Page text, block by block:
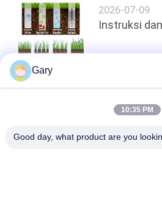
2026-07-09
Instruksi
Atas
Gary
10:35 PM
Good day, what product are you